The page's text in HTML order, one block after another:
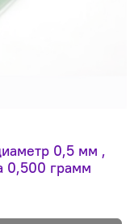
0,5 мм ,
0,500 грамм